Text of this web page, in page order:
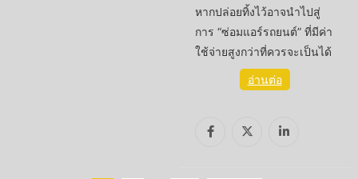
หากปล่อยทิ้งไว้อาจนำไปสู่
การ “ซ่อมแอร์รถยนต์” ที่มีค่า
ใช้จ่ายสูงกว่าที่ควรจะเป็นได้
อ่านต่อ